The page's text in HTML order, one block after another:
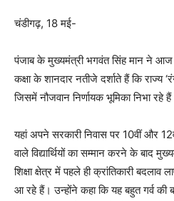
चंडीगढ़, 18 मई-
पंजाब के मुख्यमंत्री भगवंत सिंह मान ने आज
कक्षा के शानदार नतीजे दर्शाते हैं कि राज्य
जिसमें नौजवान निर्णायक भूमिका निभा रहे
यहां अपने सरकारी निवास पर 10वीं और
वाले विद्यार्थियों का सम्मान करने के बाद
शिक्षा क्षेत्र में पहले ही क्रांतिकारी
आ रहे हैं। उन्होंने कहा कि यह बहुत गर्व की